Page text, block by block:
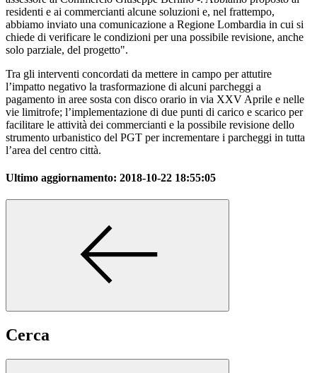
residenti e ai commercianti alcune soluzioni e, nel frattempo,
abbiamo inviato una comunicazione a Regione Lombardia in cui si
chiede di verificare le condizioni per una possibile revisione, anche
solo parziale, del progetto".
Tra gli interventi concordati da mettere in campo per attutire
l’impatto negativo la trasformazione di alcuni parcheggi a
pagamento in aree sosta con disco orario in via XXV Aprile e nelle
vie limitrofe; l’implementazione di due punti di carico e scarico per
facilitare le attività dei commercianti e la possibile revisione dello
strumento urbanistico del PGT per incrementare i parcheggi in tutta
l’area del centro città.
Ultimo aggiornamento: 2018-10-22 18:55:05
Cerca